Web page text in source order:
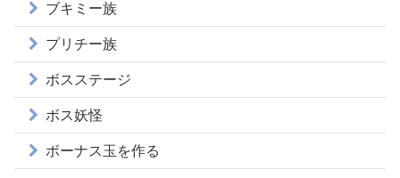
ブキミー族
プリチー族
ボスステージ
ボス妖怪
ボーナス玉を作る